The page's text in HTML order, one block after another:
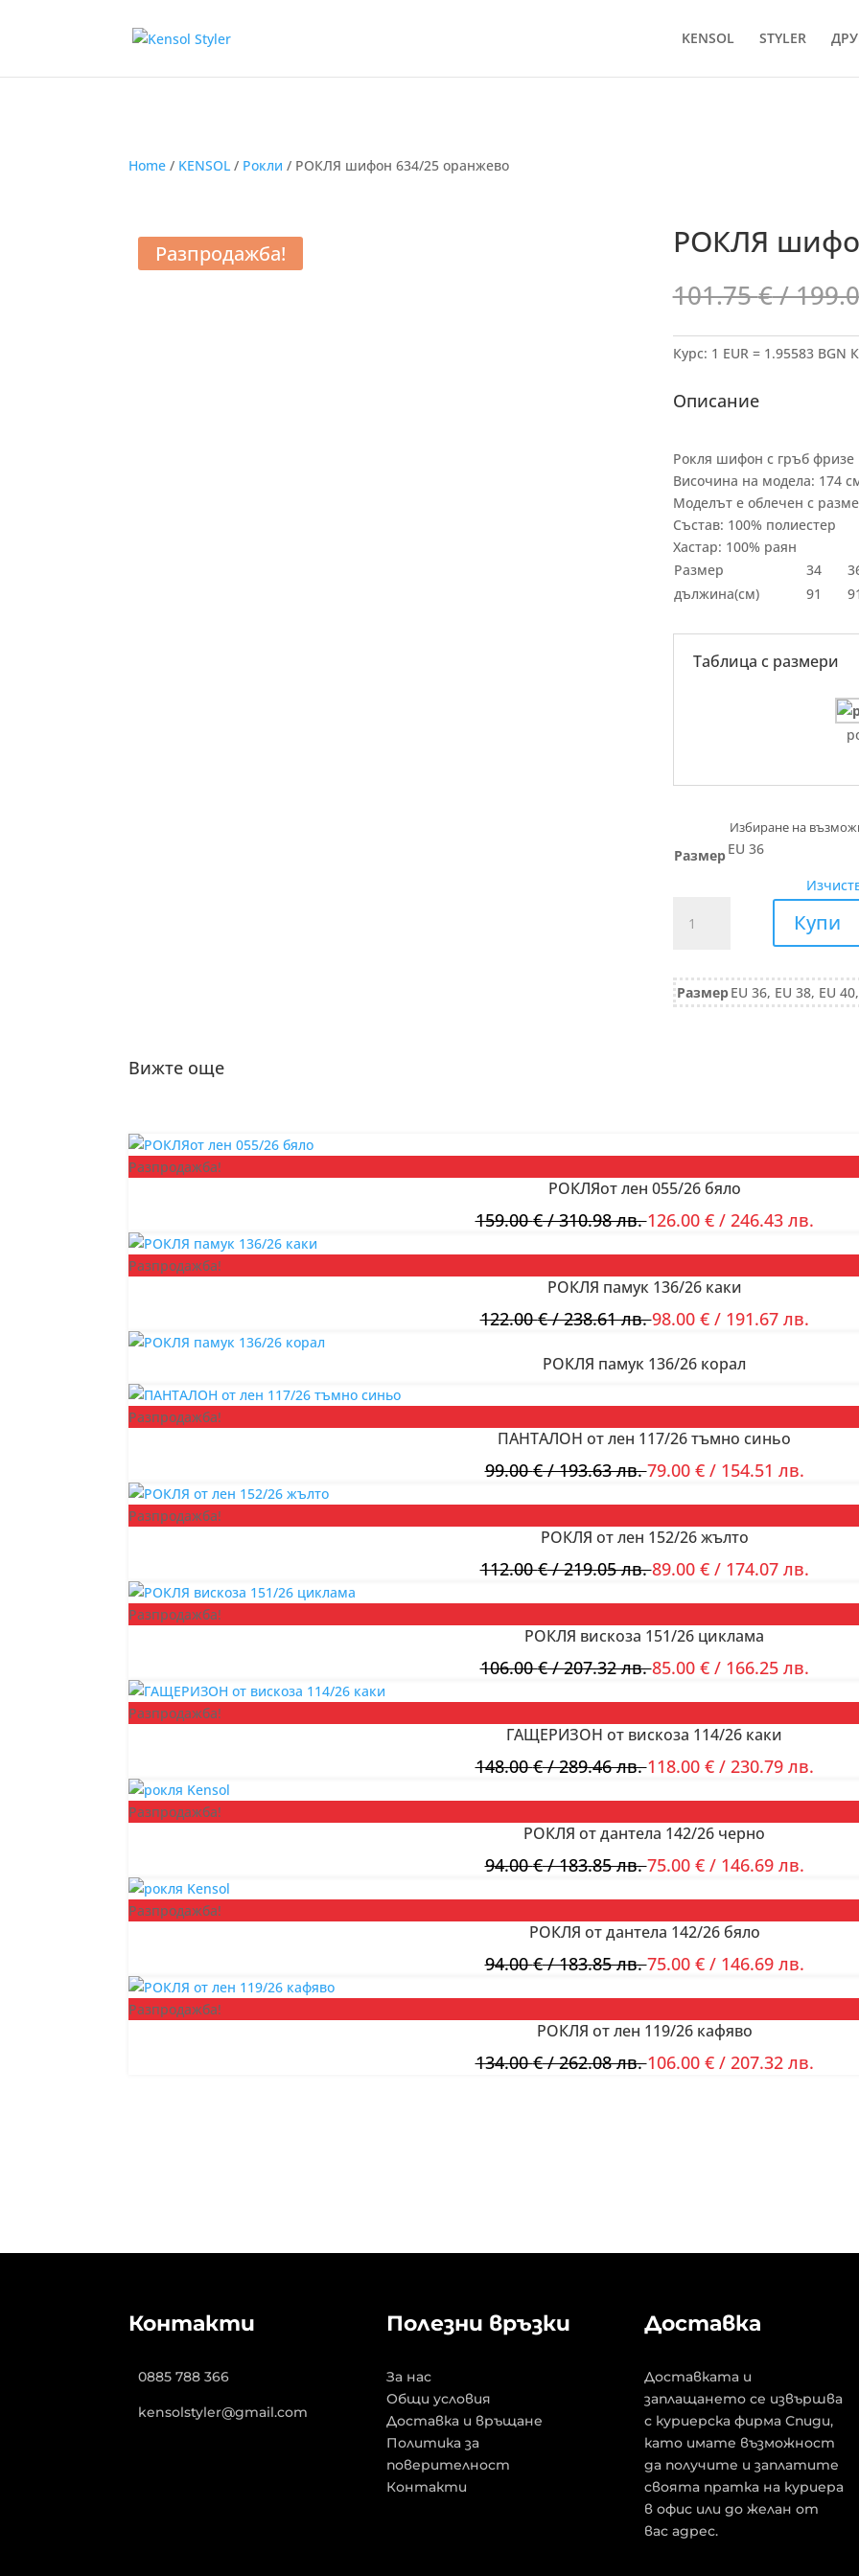
KENSOL STYLER
Home / KENSOL / Рокли / РОКЛЯ шифон 634/25 оранжево
Разпродажба! РОКЛЯ
101.75€/
Курс: 1 EUR = 1.95583 BGN
Описание
Рокля шифон с гръб фризе
Височина на модела: 174
Моделът е облечен с
Състав: 100% полиестер
Хастар: 100% раян
Размер
34
дължина(см)
91 91
Таблица с размери
РазмерEU 36
634/25
Купи
РазмерEU 36, EU 38, EU
Вижте още
Разпродажба!
РОКЛЯот лен 055/26 бяло
159.00€/ 310.98 лв.126.00 €/ 246.43 лв.
Разпродажба!
РОКЛЯ памук 136/26 каки
122.00€/ 238.61 лв.98.00 €/ 191.67 лв.
РОКЛЯ памук 136/26 корал
Разпродажба!
ПАНТАЛОН от лен 117/26 тъмно синьо
99.00€/ 193.63 лв.79.00 €/ 154.51 лв.
Разпродажба!
РОКЛЯ от лен 152/26 жълто
112.00€/ 219.05 лв.89.00 €/ 174.07 лв.
Разпродажба!
РОКЛЯ вискоза 151/26 циклама
106.00€/ 207.32 лв.85.00 €/ 166.25 лв.
Разпродажба!
ГАЩЕРИЗОН от вискоза 114/26 каки
148.00€/ 289.46 лв.118.00 €/ 230.79 лв.
Разпродажба!
РОКЛЯ от дантела 142/26 черно
94.00€/ 183.85 лв.75.00 €/ 146.69 лв.
Разпродажба!
РОКЛЯ от дантела 142/26 бяло
94.00€/ 183.85 лв.75.00 €/ 146.69 лв.
Разпродажба!
РОКЛЯ от лен 119/26 кафяво
134.00€/ 262.08 лв.106.00 €/ 207.32 лв.
Контакти
0885 788 366
kensolstyler@gmail.com
Полезни връзки
За нас
Общи условия
Доставка и връщане
Политика за
поверителност
Контакти
Доставка
Доставката и
заплащането се извършва
с куриерска фирма Спиди,
като имате възможност
да получите и заплатите
своята пратка на куриера
в офис или до желан от
вас адрес.